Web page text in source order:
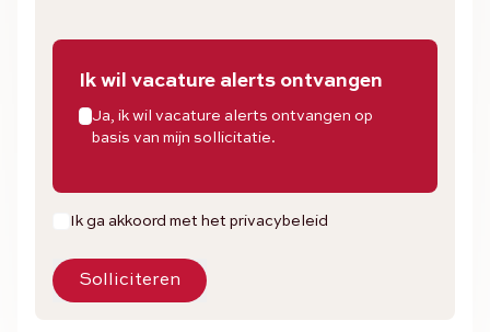
Ik wil vacature alerts ontvangen
Ja, ik wil vacature alerts ontvangen op
basis van mijn sollicitatie.
Ik ga akkoord met het privacybeleid
Solliciteren